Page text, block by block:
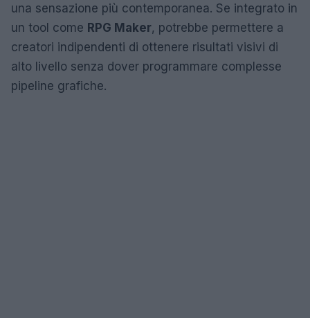
una sensazione più contemporanea. Se integrato in
un tool come RPG Maker, potrebbe permettere a
creatori indipendenti di ottenere risultati visivi di
alto livello senza dover programmare complesse
pipeline grafiche.